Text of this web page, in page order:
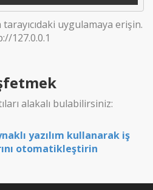
uygulamaya erişin.
127.0.0.1
alakalı bulabilirsiniz:
yazılım kullanarak iş
otomatikleştirin